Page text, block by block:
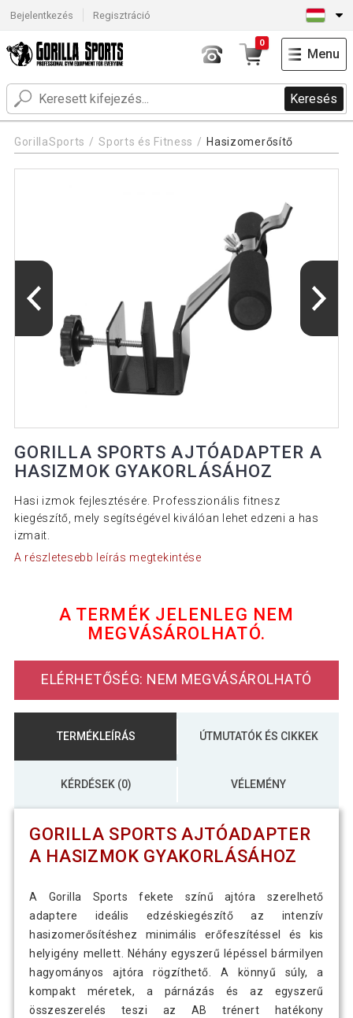
Bejelentkezés Regisztráció
Keresés
0
Menu
GorillaSports Sports és Fitness Hasizomerősítő
GORILLA SPORTS AJTÓADAPTER A
HASIZMOK GYAKORLÁSÁHOZ
Hasi izmok fejlesztésére. Professzionális fitnesz
kiegészítő, mely segítségével kiválóan lehet edzeni a has
izmait.
A részletesebb leírás megtekintése
A TERMÉK JELENLEG NEM
MEGVÁSÁROLHATÓ.
ELÉRHETŐSÉG: NEM MEGVÁSÁROLHATÓ
TERMÉKLEÍRÁS ÚTMUTATÓK ÉS CIKKEK
KÉRDÉSEK (0) VÉLEMÉNY
GORILLA SPORTS AJTÓADAPTER
A HASIZMOK GYAKORLÁSÁHOZ
A Gorilla Sports fekete színű ajtóra szerelhető
adaptere ideális edzéskiegészítő az intenzív
hasizomerősítéshez minimális erőfeszítéssel és kis
helyigény mellett. Néhány egyszerű lépéssel bármilyen
hagyományos ajtóra rögzíthető. A könnyű súly, a
kompakt méretek, a párnázás és az egyszerű
összeszerelés teszi az AB trénert hatékony